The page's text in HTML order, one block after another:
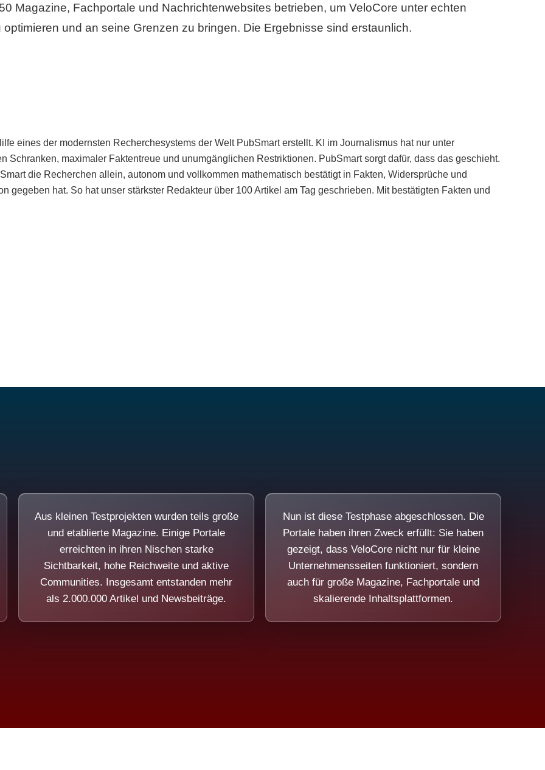
Magazine, Fachportale und Nachrichtenwebsites betrieben, um VeloCore unter echten
und an seine Grenzen zu bringen. Die Ergebnisse sind erstaunlich.
eines der modernsten Recherchesystems der Welt PubSmart erstellt. KI im Journalismus hat nur unter
Schranken, maximaler Faktentreue und unumgänglichen Restriktionen. PubSmart sorgt dafür, dass das geschieht.
die Recherchen allein, autonom und vollkommen mathematisch bestätigt in Fakten, Widersprüche und
gegeben hat. So hat unser stärkster Redakteur über 100 Artikel am Tag geschrieben. Mit bestätigten Fakten und
Aus kleinen Testprojekten wurden teils große
und etablierte Magazine. Einige Portale
erreichten in ihren Nischen starke
Sichtbarkeit, hohe Reichweite und aktive
Communities. Insgesamt entstanden mehr
als 2.000.000 Artikel und Newsbeiträge.
Nun ist diese Testphase abgeschlossen. Die
Portale haben ihren Zweck erfüllt: Sie haben
gezeigt, dass VeloCore nicht nur für kleine
Unternehmensseiten funktioniert, sondern
auch für große Magazine, Fachportale und
skalierende Inhaltsplattformen.